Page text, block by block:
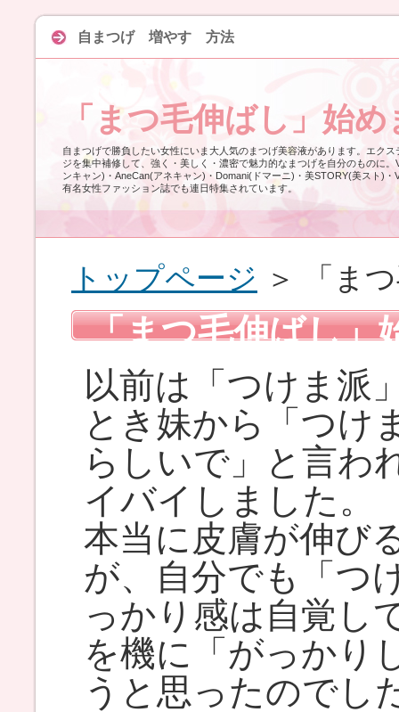
自まつげ 増やす 方法
「まつ毛伸ばし」始
自まつげで勝負したい女性にいま大人気のまつげ美容液があります。エク
ジを集中補修して、強く・美しく・濃密で魅力的なまつげを自分のものに
ンキャン)・AneCan(アネキャン)・Domani(ドマーニ)・美STORY(美スト)
有名女性ファッション誌でも連日特集されています。
トップページ ＞ 「ま
「まつ毛伸ばし」
以前は「つけま派
とき妹から「つけ
らしいで」と言わ
イバイしました。
本当に皮膚が伸び
が、自分でも「つ
っかり感は自覚し
を機に「がっかり
うと思ったのでし